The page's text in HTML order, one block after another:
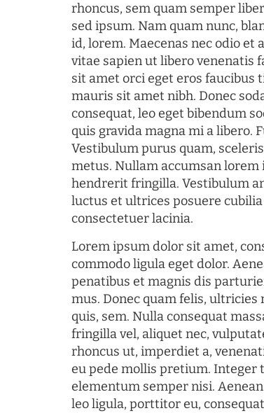
rhoncus, sem quam semper
sed ipsum. Nam quam nunc,
id, lorem. Maecenas nec odio
vitae sapien ut libero venenatis
sit amet orci eget eros faucibus
mauris sit amet nibh. Donec
consequat, leo eget bibendum
quis gravida magna mi a libero.
Vestibulum purus quam,
metus. Nullam accumsan
hendrerit fringilla. Vestibulum
luctus et ultrices posuere
consectetuer lacinia.
Lorem ipsum dolor sit amet,
commodo ligula eget dolor.
penatibus et magnis dis
mus. Donec quam felis,
quis, sem. Nulla consequat
fringilla vel, aliquet nec,
rhoncus ut, imperdiet a,
eu pede mollis pretium. Integer
elementum semper nisi.
leo ligula, porttitor eu,